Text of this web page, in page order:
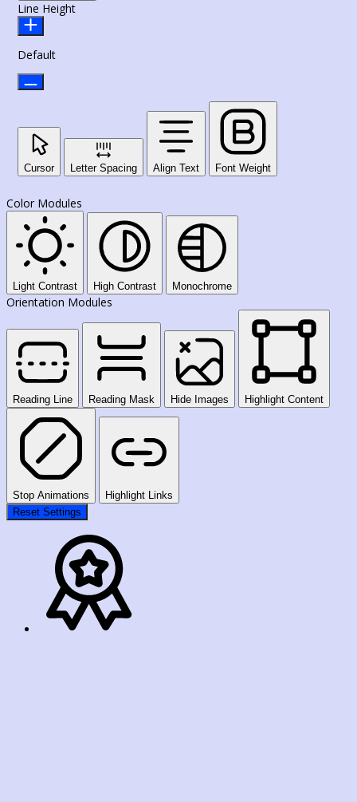
Line Height
Default
Cursor Letter Spacing Align Text Font Weight
Color Modules
Light Contrast High Contrast Monochrome
Orientation Modules
Reading Line Reading Mask Hide Images Highlight Content
Stop Animations
Highlight Links
Reset Settings